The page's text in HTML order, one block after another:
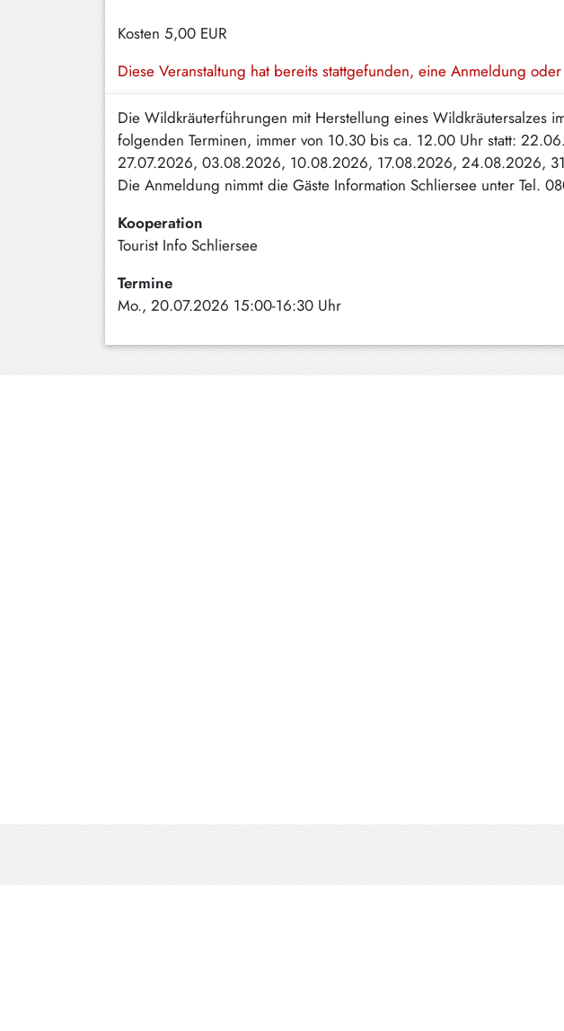
Kosten 5,00 EUR
Diese Veranstaltung hat bereits stattgefunden, eine Anmeldung
Die Wildkräuterführungen mit Herstellung eines Wildkräutersalzes
folgenden Terminen, immer von 10.30 bis ca. 12.00 Uhr statt:
27.07.2026, 03.08.2026, 10.08.2026, 17.08.2026, 24.08.2026,
Die Anmeldung nimmt die Gäste Information Schliersee unter Tel.
Kooperation
Tourist Info Schliersee
Termine
Mo., 20.07.2026 15:00-16:30 Uhr
Neuhaus
Niklasreuth
Otterfing
Rottach-
Egern
Schaftlach
/
Waakirchen
Schliersee
Tegernsee
Warngau
/
Wall